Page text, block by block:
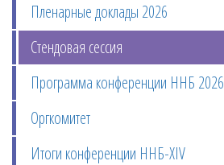
Пленарные доклады 2026
Стендовая сессия
Программа конференции ННБ 2026
Оргкомитет
Итоги конференции ННБ-XIV